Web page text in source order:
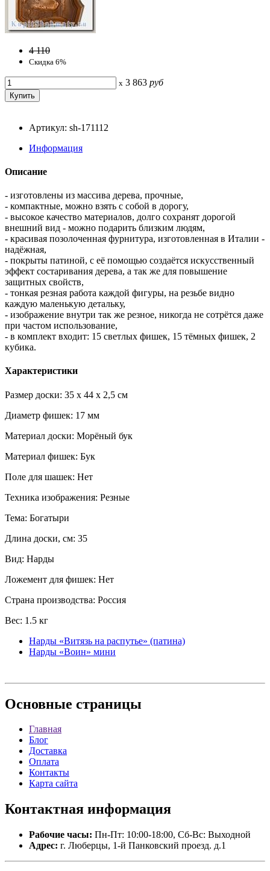
4 110
Скидка 6%
x 3 863 руб
Артикул: sh-171112
Информация
Описание
- изготовлены из массива дерева, прочные,
- компактные, можно взять с собой в дорогу,
- высокое качество материалов, долго сохранят дорогой
внешний вид - можно подарить близким людям,
- красивая позолоченная фурнитура, изготовленная в Италии -
надёжная,
- покрыты патиной, с её помощью создаётся искусственный
эффект состаривания дерева, а так же для повышение
защитных свойств,
- тонкая резная работа каждой фигуры, на резьбе видно
каждую маленькую детальку,
- изображение внутри так же резное, никогда не сотрётся даже
при частом использование,
- в комплект входит: 15 светлых фишек, 15 тёмных фишек, 2
кубика.
Характеристики
Размер доски: 35 x 44 x 2,5 см
Диаметр фишек: 17 мм
Материал доски: Морёный бук
Материал фишек: Бук
Поле для шашек: Нет
Техника изображения: Резные
Тема: Богатыри
Длина доски, см: 35
Вид: Нарды
Ложемент для фишек: Нет
Страна производства: Россия
Вес: 1.5 кг
Нарды «Витязь на распутье» (патина)
Нарды «Воин» мини
Основные страницы
Главная
Блог
Доставка
Оплата
Контакты
Карта сайта
Контактная информация
Рабочие часы: Пн-Пт: 10:00-18:00, Сб-Вс: Выходной
Адрес: г. Люберцы, 1-й Панковский проезд. д.1